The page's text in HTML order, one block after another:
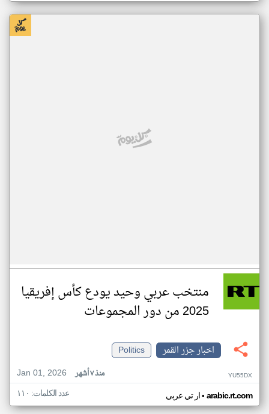
منتخب عربي وحيد يودع كأس إفريقيا
2025 من دور المجموعات
اخبار جزر القمر
Politics
Jan 01, 2026
منذ ٧ أشهر YU55DX
ار تي عربي• arabic.rt.com عدد الكلمات: ١١٠